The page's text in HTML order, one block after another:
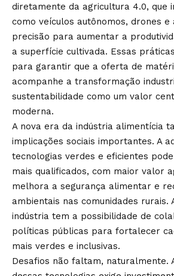
diretamente da agricultura 4.0, que
como veículos autônomos, drones e
precisão para aumentar a
a superfície cultivada. Essas
para garantir que a oferta de
acompanhe a transformação
sustentabilidade como um valor
moderna.
A nova era da indústria alimentícia
implicações sociais importantes. A
tecnologias verdes e eficientes
mais qualificados, com maior valor
melhora a segurança alimentar e
ambientais nas comunidades rurais.
indústria tem a possibilidade de
políticas públicas para fortalecer
mais verdes e inclusivas.
Desafios não faltam, naturalmente.